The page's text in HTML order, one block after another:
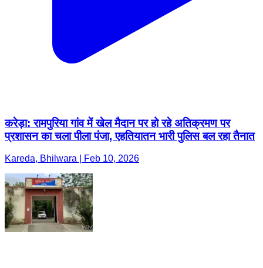
करेड़ा: रामपुरिया गांव में खेल मैदान पर हो रहे अतिक्रमण पर
प्रशासन का चला पीला पंजा, एहतियातन भारी पुलिस बल रहा तैनात
Kareda, Bhilwara | Feb 10, 2026